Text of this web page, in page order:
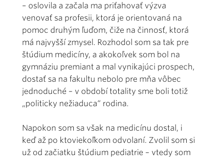
– oslovila a začala ma priťahovať výzva
venovať sa profesii, ktorá je orientovaná na
pomoc druhým ľuďom, čiže na činnosť, ktorá
má najvyšší zmysel. Rozhodol som sa tak pre
štúdium medicíny, a akokoľvek som bol na
gymnáziu premiant a mal vynikajúci prospech,
dostať sa na fakultu nebolo pre mňa vôbec
jednoduché – v období totality sme boli totiž
„politicky nežiaduca“ rodina.
Napokon som sa však na medicínu dostal, i
keď až po ktoviekoľkom odvolaní. Zvolil som si
už od začiatku štúdium pediatrie – vtedy som